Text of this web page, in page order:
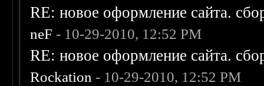
RE: новое оформление сайта.
neF - 10-29-2010, 12:52 PM
RE: новое оформление сайта.
Rockation - 10-29-2010, 12:52 PM